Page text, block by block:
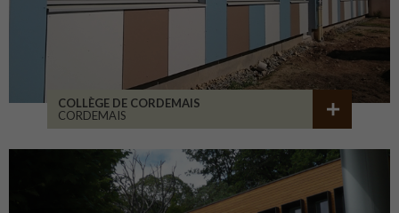
COLLÈGE DE CORDEMAIS
CORDEMAIS